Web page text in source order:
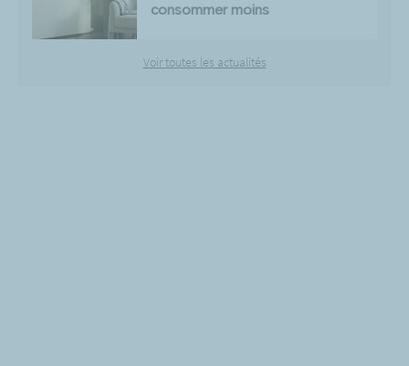
consommer moins
Voir toutes les actualités